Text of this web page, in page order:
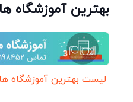
بهترین آموزشگاه
لیست بهترین آموزشگاه